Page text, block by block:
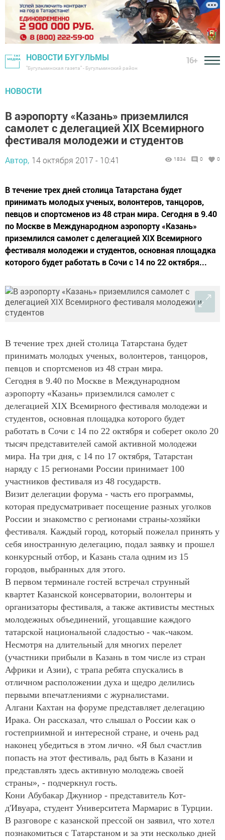
НОВОСТИ БУГУЛЬМЫ
"Бугульминская газета" - Бугульминский район
16+
НОВОСТИ
В аэропорту «Казань» приземлился
самолет с делегацией XIX Всемирного
фестиваля молодежи и студентов
Автор, 14 октября 2017 - 10:41 1834 0 0
В течение трех дней столица Татарстана будет
принимать молодых ученых, волонтеров, танцоров,
певцов и спортсменов из 48 стран мира. Сегодня в 9.40
по Москве в Международном аэропорту «Казань»
приземлился самолет с делегацией XIX Всемирного
фестиваля молодежи и студентов, основная площадка
которого будет работать в Сочи с 14 по 22 октября...
В течение трех дней столица Татарстана будет
принимать молодых ученых, волонтеров, танцоров,
певцов и спортсменов из 48 стран мира.
Сегодня в 9.40 по Москве в Международном
аэропорту «Казань» приземлился самолет с
делегацией XIX Всемирного фестиваля молодежи и
студентов, основная площадка которого будет
работать в Сочи с 14 по 22 октября и соберет около 20
тысяч представителей самой активной молодежи
мира. На три дня, с 14 по 17 октября, Татарстан
наряду с 15 регионами России принимает 100
участников фестиваля из 48 государств.
Визит делегации форума - часть его программы,
которая предусматривает посещение разных уголков
России и знакомство с регионами страны-хозяйки
фестиваля. Каждый город, который пожелал принять у
себя иностранную делегацию, подал заявку и прошел
конкурсный отбор, и Казань стала одним из 15
городов, выбранных для этого.
В первом терминале гостей встречал струнный
квартет Казанской консерватории, волонтеры и
организаторы фестиваля, а также активисты местных
молодежных объединений, угощавшие каждого
татарской национальной сладостью - чак-чаком.
Несмотря на длительный для многих перелет
(участники прибыли в Казань в том числе из стран
Африки и Азии), с трапа ребята спускались в
отличном расположении духа и щедро делились
первыми впечатлениями с журналистами.
Алгани Кахтан на форуме представляет делегацию
Ирака. Он рассказал, что слышал о России как о
гостеприимной и интересной стране, и очень рад
наконец убедиться в этом лично. «Я был счастлив
попасть на этот фестиваль, рад быть в Казани и
представлять здесь активную молодежь своей
страны», - подчеркнул гость.
Кони Абубакар Джуниор - представитель Кот-
д'Ивуара, студент Университета Мармарис в Турции.
В разговоре с казанской прессой он заявил, что хотел
познакомиться с Татарстаном и за эти несколько дней